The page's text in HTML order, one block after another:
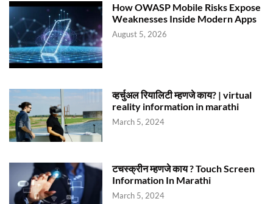
How OWASP Mobile Risks Expose
Weaknesses Inside Modern Apps
August 5, 2026
व्हर्चुअल रियालिटी म्हणजे काय? | virtual
reality information in marathi
March 5, 2024
टचस्क्रीन म्हणजे काय ? Touch Screen
Information In Marathi
March 5, 2024